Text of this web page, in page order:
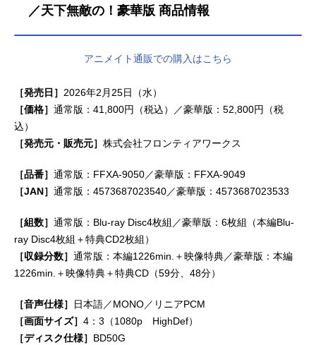
／天下無敵の！豪華版 商品情報
アニメイト通販での購入はこちら
［発売日］ 2026年2月25日（水）
［価格］ 通常版：41,800円（税込）／豪華版：52,800円（税
込）
［発売元・販売元］ 株式会社フロンティアワークス
［品番］ 通常版：FFXA-9050／豪華版：FFXA-9049
［JAN］ 通常版：4573687023540／豪華版：4573687023533
［組数］ 通常版：Blu-ray Disc4枚組／豪華版：6枚組（本編Blu-
ray Disc4枚組＋特典CD2枚組）
［収録分数］ 通常版：本編1226min.＋映像特典／豪華版：本編
1226min.＋映像特典＋特典CD（59分、48分）
［音声仕様］
日本語／MONO／リニアPCM
［画面サイズ］ 4：3（1080p HighDef）
［ディスク仕様］ BD50G